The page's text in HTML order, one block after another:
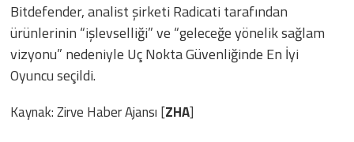
Bitdefender, analist şirketi Radicati tarafından
ürünlerinin “işlevselliği” ve “geleceğe yönelik sağlam
vizyonu” nedeniyle Uç Nokta Güvenliğinde En İyi
Oyuncu seçildi.
Kaynak: Zirve Haber Ajansı [ZHA]